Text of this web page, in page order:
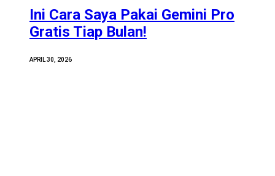
Ini Cara Saya Pakai Gemini Pro
Gratis Tiap Bulan!
APRIL 30, 2026